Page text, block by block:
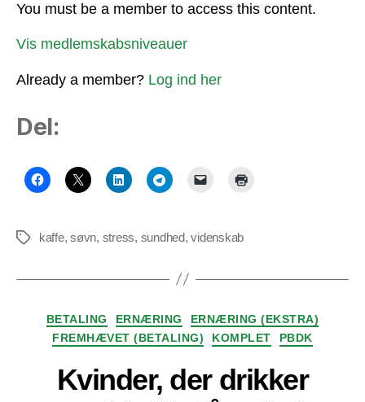
You must be a member to access this content.
Vis medlemskabsniveauer
Already a member? Log ind her
Del:
Tags kaffe,søvn, stress, sundhed,videnskab
Kategorier
BETALING ERNÆRING
ERNÆRING (EKSTRA)
FREMHÆVET (BETALING)
KOMPLET PBDK
Kvinder, der drikker